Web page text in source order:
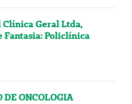
Geral Ltda,
Fantasia: Policlínica
DE ONCOLOGIA